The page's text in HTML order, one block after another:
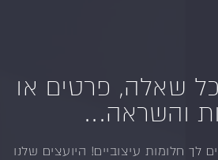
שאלה, פרטים או
והשראה...
לך חלומות עיצוביים! היועצים שלנו